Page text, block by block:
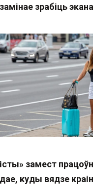
зрабіць
замест
куды вядзе